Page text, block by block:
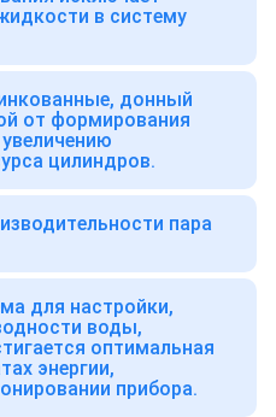
в систему
донный
от формирования
цилиндров.
пара
для настройки,
воды,
оптимальная
энергии,
прибора.